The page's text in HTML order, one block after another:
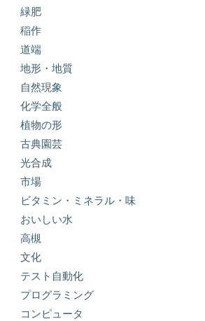
緑肥
稲作
道端
地形・地質
自然現象
化学全般
植物の形
古典園芸
光合成
市場
ビタミン・ミネラル・味
おいしい水
高槻
文化
テスト自動化
プログラミング
コンピュータ